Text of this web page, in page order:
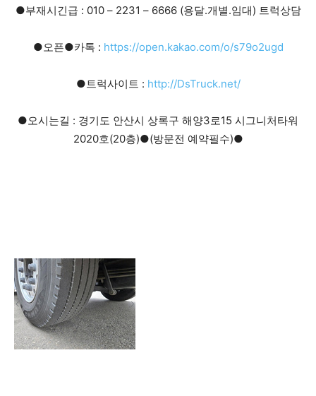
●부재시긴급 : 010 – 2231 – 6666 (용달.개별.임대) 트럭상담
●오픈●카톡 : https://open.kakao.com/o/s79o2ugd
●트럭사이트 : http://DsTruck.net/
●오시는길 : 경기도 안산시 상록구 해양3로15 시그니처타워
2020호(20층)●(방문전 예약필수)●